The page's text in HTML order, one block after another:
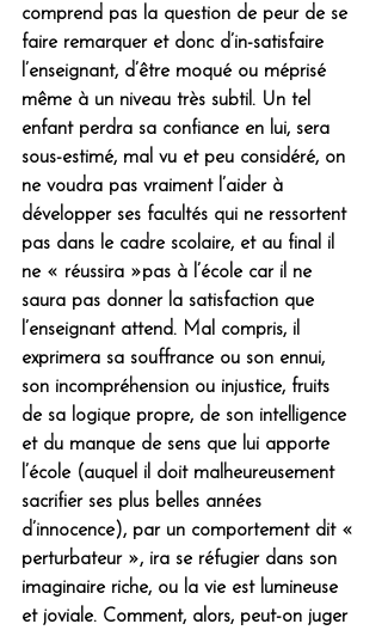
comprend pas la question de peur de se
faire remarquer et donc d’in-satisfaire
l’enseignant, d’être moqué ou méprisé
même à un niveau très subtil. Un tel
enfant perdra sa confiance en lui, sera
sous-estimé, mal vu et peu considéré, on
ne voudra pas vraiment l’aider à
développer ses facultés qui ne ressortent
pas dans le cadre scolaire, et au final il
ne « réussira »pas à l’école car il ne
saura pas donner la satisfaction que
l’enseignant attend. Mal compris, il
exprimera sa souffrance ou son ennui,
son incompréhension ou injustice, fruits
de sa logique propre, de son intelligence
et du manque de sens que lui apporte
l’école (auquel il doit malheureusement
sacrifier ses plus belles années
d’innocence), par un comportement dit «
perturbateur », ira se réfugier dans son
imaginaire riche, ou la vie est lumineuse
et joviale. Comment, alors, peut-on juger